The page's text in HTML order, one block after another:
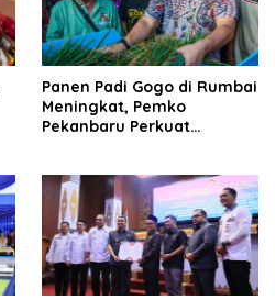
Panen Padi Gogo di Rumbai
Meningkat, Pemko
Pekanbaru Perkuat